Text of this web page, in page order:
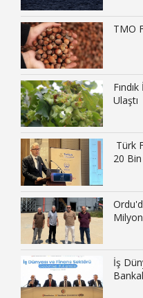
TMO
Ulaştı
Türk
20
İş